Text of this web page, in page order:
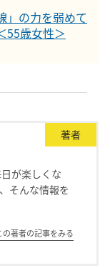
」の力を弱めて
55歳女性＞
著者
が楽しくな
そんな情報を
の著者の記事をみる